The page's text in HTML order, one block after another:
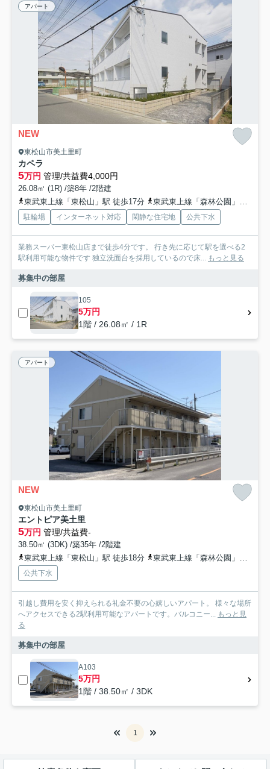
アパート
NEW
東松山市美土里町
カペラ
5万円 管理/共益費4,000円
26.08㎡ (1R) /築8年 /2階建
東武東上線「東松山」駅 徒歩17分
東武東上線「森林公園」駅 徒歩27分
駐輪場 インターネット対応 閑静な住宅地 公共下水
業務スーパー東松山店まで徒歩4分です。 行き先に応じて駅を選べる2
駅利用可能な物件です 独立洗面台を採用しているので床... もっと見る
募集中の部屋
105
5万円
1階 / 26.08㎡ / 1R
アパート
NEW
東松山市美土里町
エントピア美土里
5万円 管理/共益費-
38.50㎡ (3DK) /築35年 /2階建
東武東上線「東松山」駅 徒歩18分
東武東上線「森林公園」駅 徒歩26分
公共下水
引越し費用を安く抑えられる礼金不要の心嬉しいアパート。 様々な場所
へアクセスできる2駅利用可能なアパートです。バルコニー... もっと見
る
募集中の部屋
A103
5万円
1階 / 38.50㎡ / 3DK
1